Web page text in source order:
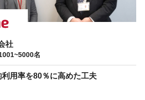
社
名
用率を80％に高めた工夫